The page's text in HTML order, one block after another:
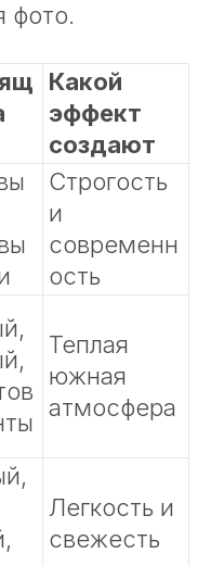
фото.
Какой
эффект
создают
Строгость
и
современн
ость
Теплая
южная
атмосфера
Легкость и
свежесть